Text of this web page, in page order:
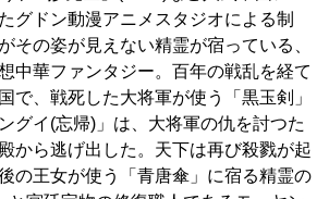
グドン動漫アニメスタジオによる制
その姿が見えない精霊が宿っている、
中華ファンタジー。百年の戦乱を経て
で、戦死した大将軍が使う「黒玉剣」
グイ(忘帰)」は、大将軍の仇を討つた
から逃げ出した。天下は再び殺戮が起
の王女が使う「青唐傘」に宿る精霊の